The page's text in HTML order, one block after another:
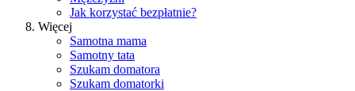
Jak korzystać bezpłatnie?
Więcej
Samotna mama
Samotny tata
Szukam domatora
Szukam domatorki